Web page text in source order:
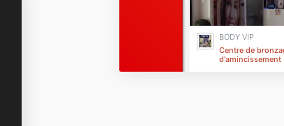
BODY VIP
Centre de
d'amincissement